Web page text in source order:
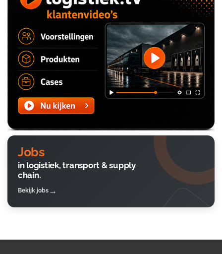
Jobs
in logistiek, transport & supply
chain.
Bekijk jobs